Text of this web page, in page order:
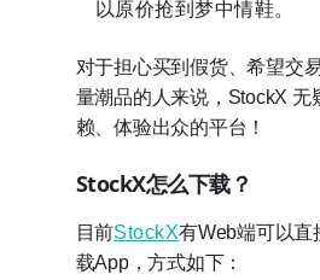
以原价抢到梦中情鞋。
对于担心买到假货、希望交
量潮品的人来说，StockX 无
赖、体验出众的平台！
StockX怎么下载？
目前StockX有Web端可以直
载App，方式如下：